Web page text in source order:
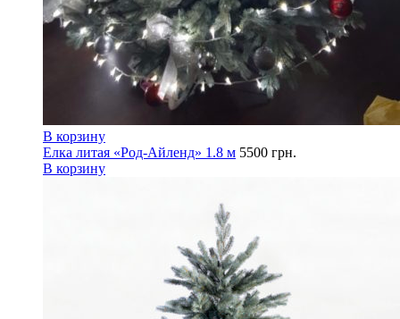
В корзину
Елка литая «Род-Айленд» 1.8 м 5500 грн.
В корзину